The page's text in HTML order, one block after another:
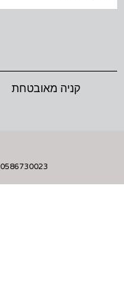
קניה מאובטחת |
0586730023 © 2022 Create By INTORYA